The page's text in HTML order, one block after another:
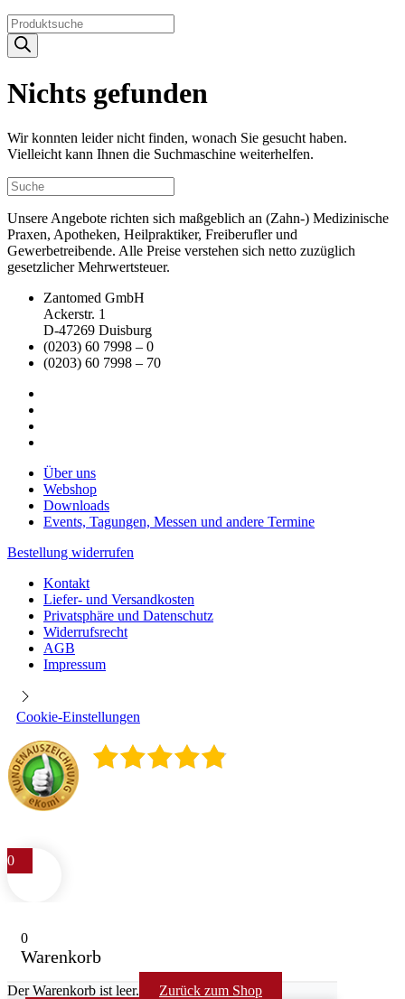
Products
search
Nichts gefunden
Wir konnten leider nicht finden, wonach Sie gesucht haben.
Vielleicht kann Ihnen die Suchmaschine weiterhelfen.
Unsere Angebote richten sich maßgeblich an (Zahn-) Medizinische
Praxen, Apotheken, Heilpraktiker, Freiberufler und
Gewerbetreibende. Alle Preise verstehen sich netto zuzüglich
gesetzlicher Mehrwertsteuer.
Zantomed GmbH
Ackerstr. 1
D-47269 Duisburg
(0203) 60 7998 – 0
(0203) 60 7998 – 70
Über uns
Webshop
Downloads
Events, Tagungen, Messen und andere Termine
Bestellung widerrufen
Kontakt
Liefer- und Versandkosten
Privatsphäre und Datenschutz
Widerrufsrecht
AGB
Impressum
Cookie-Einstellungen
0
0
Warenkorb
Der Warenkorb ist leer. Zurück zum Shop